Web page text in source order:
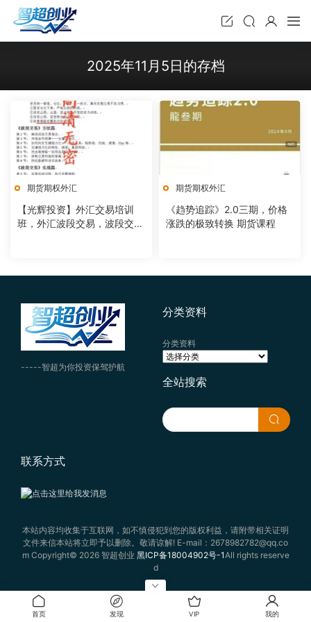
2025年11月5日的存档
期货期权外汇
【光辉投资】外汇交易培训
班，外汇波段交易，波段交易
期货期权外汇
《趋势追踪》2.0三期，价格
涨跌的极致转换 期货课程
-----智超为你投资保驾护航
分类资料
分类资料
全站搜索
联系方式
本站内容均收集于互联网，如不慎侵犯到您的版权利益，请附带相关证明
文件来信本站将立即予以删除。敬请谅解! E-mail：2678982782@qq.co
m Copyright© 2026 智超创业 黑ICP备18004902号-1All rights reserve
d
首页 发现 VIP 我的